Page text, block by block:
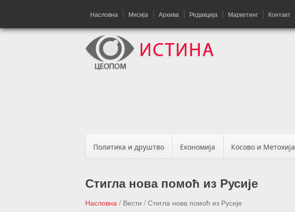
Насловна Мисија Архива Редакција Маркетинг Контакт
Политика и друштво Економија Косово и Метохија
Стигла нова помоћ из Русије
Насловна / Вести / Стигла нова помоћ из Русије